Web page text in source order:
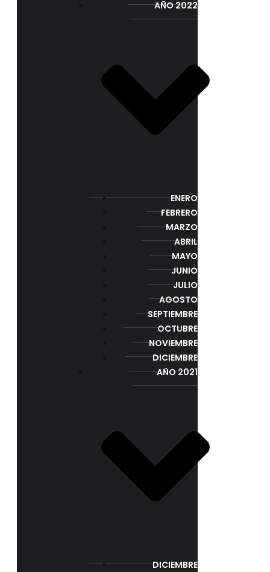
AÑO 2022
ENERO
FEBRERO
MARZO
ABRIL
MAYO
JUNIO
JULIO
AGOSTO
SEPTIEMBRE
OCTUBRE
NOVIEMBRE
DICIEMBRE
AÑO 2021
DICIEMBRE